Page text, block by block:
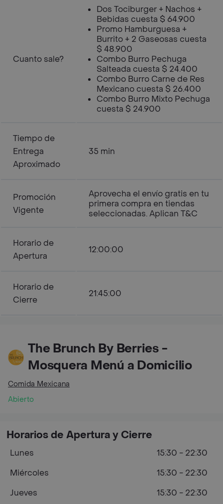
Cuanto sale?
Dos Tociburger + Nachos +
Bebidas cuesta $ 64.900
Promo Hamburguesa +
Burrito + 2 Gaseosas cuesta
$ 48.900
Combo Burro Pechuga
Salteada cuesta $ 24.400
Combo Burro Carne de Res
Mexicano cuesta $ 26.400
Combo Burro Mixto Pechuga
cuesta $ 24.900
Tiempo de
Entrega
Aproximado
35 min
Promoción
Vigente
Aprovecha el envío gratis en tu
primera compra en tiendas
seleccionadas. Aplican T&C
Horario de
Apertura
12:00:00
Horario de
Cierre
21:45:00
The Brunch By Berries -
Mosquera Menú a Domicilio
Comida Mexicana
Abierto
Horarios de Apertura y Cierre
Lunes
15:30 - 22:30
Miércoles
15:30 - 22:30
Jueves
15:30 - 22:30